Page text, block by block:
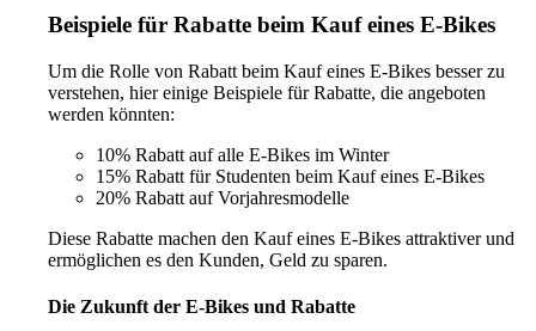
Beispiele für Rabatte beim Kauf eines E-Bikes
Um die Rolle von Rabatt beim Kauf eines E-Bikes besser zu
verstehen, hier einige Beispiele für Rabatte, die angeboten
werden könnten:
10% Rabatt auf alle E-Bikes im Winter
15% Rabatt für Studenten beim Kauf eines E-Bikes
20% Rabatt auf Vorjahresmodelle
Diese Rabatte machen den Kauf eines E-Bikes attraktiver und
ermöglichen es den Kunden, Geld zu sparen.
Die Zukunft der E-Bikes und Rabatte